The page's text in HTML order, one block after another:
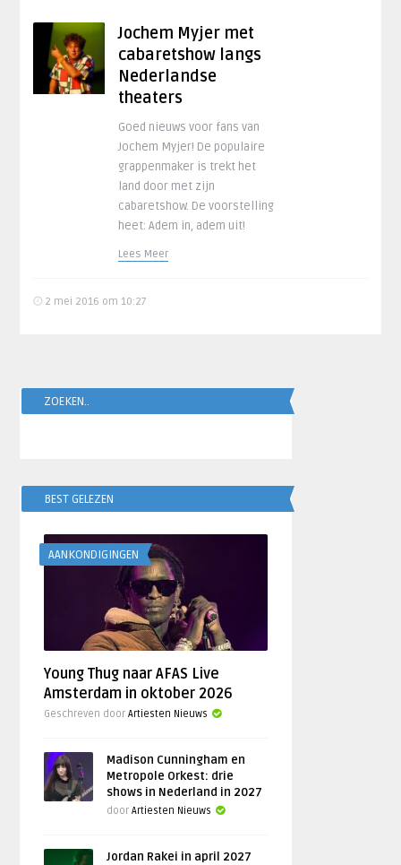
Jochem Myjer met
cabaretshow langs
Nederlandse
theaters
Goed nieuws voor fans van
Jochem Myjer! De populaire
grappenmaker is trekt het
land door met zijn
cabaretshow. De voorstelling
heet: Adem in, adem uit!
Lees Meer
2 mei 2016 om 10:27
ZOEKEN..
BEST GELEZEN
AANKONDIGINGEN
Young Thug naar AFAS Live
Amsterdam in oktober 2026
Geschreven doorArtiesten Nieuws
Madison Cunningham en
Metropole Orkest: drie
shows in Nederland in 2027
doorArtiesten Nieuws
Jordan Rakei in april 2027